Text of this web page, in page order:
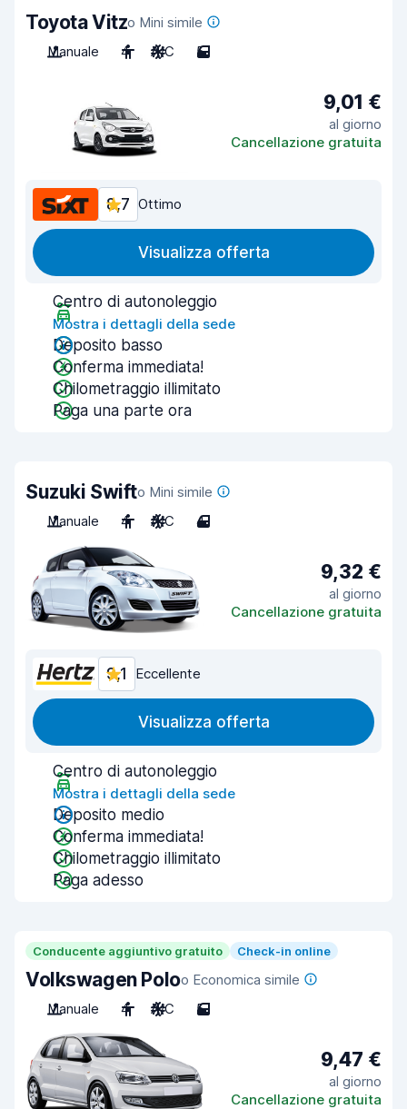
Toyota Vitzo Mini simile
Manuale
4 A/C 5
9,01 €
al giorno
Cancellazione gratuita
8,7 Ottimo
Visualizza offerta
Centro di autonoleggio
Mostra i dettagli della sede
Deposito basso
Conferma immediata!
Chilometraggio illimitato
Paga una parte ora
Suzuki Swifto Mini simile
Manuale
4 A/C 4
9,32 €
al giorno
Cancellazione gratuita
9,1 Eccellente
Visualizza offerta
Centro di autonoleggio
Mostra i dettagli della sede
Deposito medio
Conferma immediata!
Chilometraggio illimitato
Paga adesso
Conducente aggiuntivo gratuito Check-in online
Volkswagen Poloo Economica simile
Manuale
4 A/C 5
9,47 €
al giorno
Cancellazione gratuita